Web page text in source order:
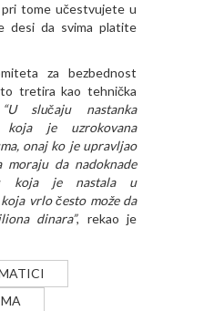
tome učestvujete u
desi da svima platite
za bezbednost
tretira kao tehnička
“U slučaju nastanka
koja je uzrokovana
onaj ko je upravljao
da nadoknade
koja je nastala u
vrlo često može da
dinara”, rekao je